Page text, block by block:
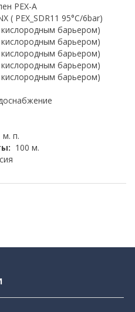
PEX-A
( PEX_SDR11 95°C/6bar)
барьером)
барьером)
барьером)
барьером)
барьером)
м. п.
100 м.